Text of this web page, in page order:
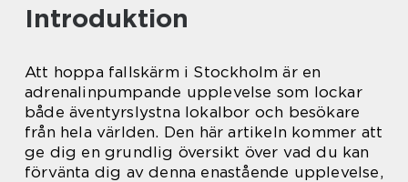
Introduktion
Att hoppa fallskärm i Stockholm är en
adrenalinpumpande upplevelse som lockar
både äventyrslystna lokalbor och besökare
från hela världen. Den här artikeln kommer att
ge dig en grundlig översikt över vad du kan
förvänta dig av denna enastående upplevelse,